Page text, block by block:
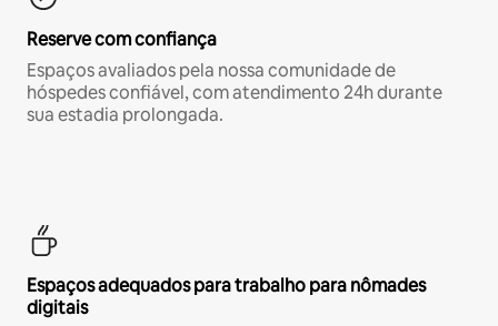
Reserve com confiança
Espaços avaliados pela nossa comunidade de
hóspedes confiável, com atendimento 24h durante
sua estadia prolongada.
Espaços adequados para trabalho para nômades
digitais